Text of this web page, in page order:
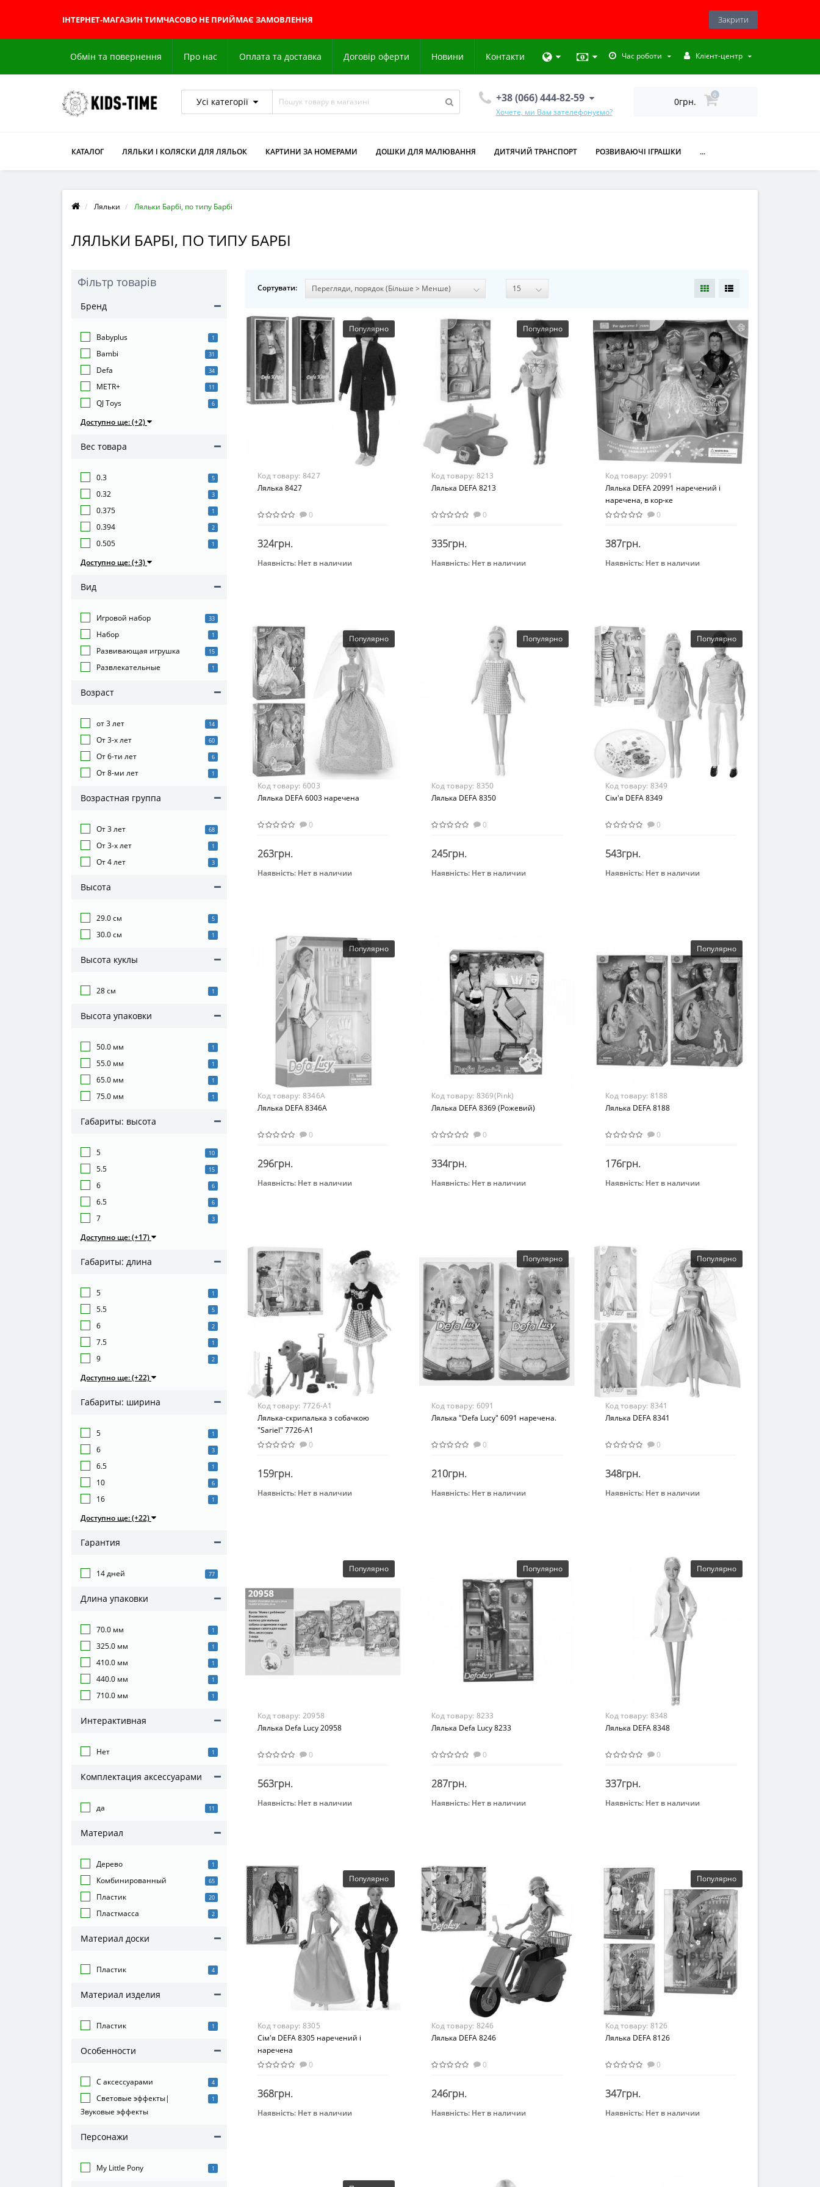
ІНТЕРНЕТ-МАГАЗИН ТИМЧАСОВО НЕ ПРИЙМАЄ ЗАМОВЛЕННЯ Закрити
Обмін та повернення Про нас Оплата та доставка Договір оферти Новини Контакти Час роботи Клієнт-центр
Усі категорії +38 (066) 444-82-59
Хочете, ми Вам зателефонуємо?
0грн.
0
КАТАЛОГ ЛЯЛЬКИ І КОЛЯСКИ ДЛЯ ЛЯЛЬОК КАРТИНИ ЗА НОМЕРАМИ ДОШКИ ДЛЯ МАЛЮВАННЯ ДИТЯЧИЙ ТРАНСПОРТ РОЗВИВАЮЧІ ІГРАШКИ ...
Ляльки Ляльки Барбі, по типу Барбі
ЛЯЛЬКИ БАРБІ, ПО ТИПУ БАРБІ
Фільтр товарів
Бренд
Babyplus 1
Bambi 31
Defa 34
METR+ 11
QJ Toys 6
Доступно ще: (+2)
Вес товара
0.3 5
0.32 3
0.375 1
0.394 2
0.505 1
Доступно ще: (+3)
Вид
Игровой набор 33
Набор 1
Развивающая игрушка 15
Развлекательные 1
Возраст
от 3 лет 14
От 3-х лет 60
От 6-ти лет 6
От 8-ми лет 1
Возрастная группа
От 3 лет 68
От 3-х лет 1
От 4 лет 3
Высота
29.0 см 5
30.0 см 1
Высота куклы
28 см 1
Высота упаковки
50.0 мм 1
55.0 мм 1
65.0 мм 1
75.0 мм 1
Габариты: высота
5 10
5.5 15
6 6
6.5 6
7 3
Доступно ще: (+17)
Габариты: длина
5 1
5.5 5
6 2
7.5 1
9 2
Доступно ще: (+22)
Габариты: ширина
5 1
6 3
6.5 1
10 6
16 1
Доступно ще: (+22)
Гарантия
14 дней 77
Длина упаковки
70.0 мм 1
325.0 мм 1
410.0 мм 1
440.0 мм 1
710.0 мм 1
Интерактивная
Нет 1
Комплектация аксессуарами
да 11
Материал
Дерево 1
Комбинированный 65
Пластик 20
Пластмасса 2
Материал доски
Пластик 4
Материал изделия
Пластик 1
Особенности
С аксессуарами 4
Световые эффекты|
Звуковые эффекты
1
Персонажи
My Little Pony 1
Сортувати:
Популярно
Код товару: 8427
Лялька 8427
0
324грн.
Закінчився
Наявність: Нет в наличии
Размер
30 см.
Популярно
Код товару: 8213
Лялька DEFA 8213
0
335грн.
Закінчився
Наявність: Нет в наличии
Код товару: 20991
Лялька DEFA 20991 наречений і
наречена, в кор-ке
0
387грн.
Закінчився
Наявність: Нет в наличии
Популярно
Код товару: 6003
Лялька DEFA 6003 наречена
0
263грн.
Закінчився
Наявність: Нет в наличии
Материал
Дерево
Популярно
Код товару: 8350
Лялька DEFA 8350
0
245грн.
Закінчився
Наявність: Нет в наличии
Популярно
Код товару: 8349
Сім'я DEFA 8349
0
543грн.
Закінчився
Наявність: Нет в наличии
Пластик
Популярно
Код товару: 8346A
Лялька DEFA 8346A
0
296грн.
Закінчився
Наявність: Нет в наличии
Материал
Пластик
Код товару: 8369(Pink)
Лялька DEFA 8369 (Рожевий)
0
334грн.
Закінчився
Наявність: Нет в наличии
от 3 лет
Материал
Комбинированный
Популярно
Код товару: 8188
Лялька DEFA 8188
0
176грн.
Закінчився
Наявність: Нет в наличии
Код товару: 7726-A1
Лялька-скрипалька з собачкою
"Sariel" 7726-A1
0
159грн.
Закінчився
Наявність: Нет в наличии
Популярно
Код товару: 6091
Лялька "Defa Lucy" 6091 наречена.
0
210грн.
Закінчився
Наявність: Нет в наличии
Популярно
Код товару: 8341
Лялька DEFA 8341
0
348грн.
Закінчився
Наявність: Нет в наличии
Популярно
Код товару: 20958
Лялька Defa Lucy 20958
0
563грн.
Закінчився
Наявність: Нет в наличии
Популярно
Код товару: 8233
Лялька Defa Lucy 8233
0
287грн.
Закінчився
Наявність: Нет в наличии
Популярно
Код товару: 8348
Лялька DEFA 8348
0
337грн.
Закінчився
Наявність: Нет в наличии
Материал
Пластик
Популярно
Код товару: 8305
Сім'я DEFA 8305 наречений і
наречена
0
368грн.
Закінчився
Наявність: Нет в наличии
Код товару: 8246
Лялька DEFA 8246
0
246грн.
Закінчився
Наявність: Нет в наличии
Популярно
Код товару: 8126
Лялька DEFA 8126
0
347грн.
Закінчився
Наявність: Нет в наличии